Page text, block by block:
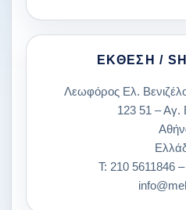
ΈΚΘΕΣΗ /
Λεωφόρος Ελ.
123 51 –
Τ: 210 5611846–